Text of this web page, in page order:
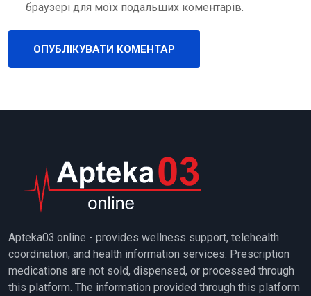
браузері для моїх подальших коментарів.
Apteka03.online - provides wellness support, telehealth
coordination, and health information services. Prescription
medications are not sold, dispensed, or processed through
this platform. The information provided through this platform